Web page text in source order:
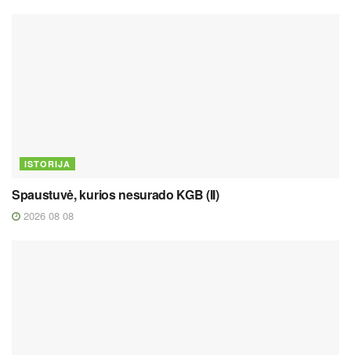
ISTORIJA
Spaustuvė, kurios nesurado KGB (II)
2026 08 08